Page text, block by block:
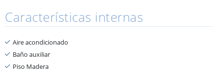
Características internas
Aire acondicionado
Baño auxiliar
Piso Madera